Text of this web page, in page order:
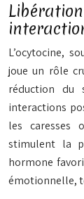
Libération
L’ocytocine,
joue un rôle
réduction du
interactions
les caresses
stimulent la
hormone
émotionnelle,